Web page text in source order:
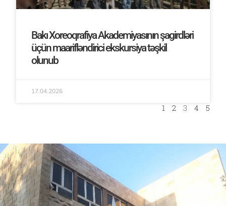
Bakı Xoreoqrafiya Akademiyasının şagirdləri
üçün maarifləndirici ekskursiya təşkil
olunub
17.04.2026
1 2 3 4 5